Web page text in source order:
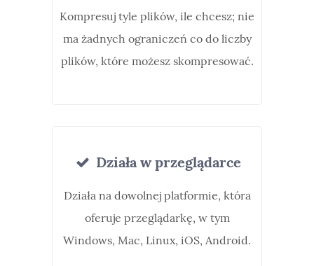
Kompresuj tyle plików, ile chcesz; nie
ma żadnych ograniczeń co do liczby
plików, które możesz skompresować.
Działa w przeglądarce
Działa na dowolnej platformie, która
oferuje przeglądarkę, w tym
Windows, Mac, Linux, iOS, Android.